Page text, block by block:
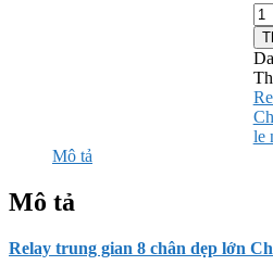
8
lớn
le
Mô tả
Mô tả
Relay trung gian 8 chân dẹp lớn